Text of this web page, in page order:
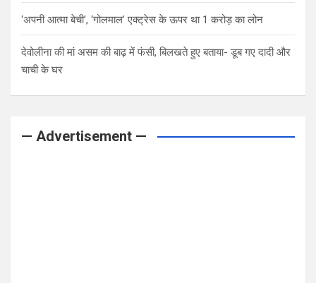
‘अपनी आत्मा बेची’, ‘गोलमाल’ एक्ट्रेस के ऊपर था 1 करोड़ का लोन
देवोलीना की मां असम की बाढ़ में फंसी, बिलखते हुए बताया- डूब गए दादी और
चाची के घर
— Advertisement —